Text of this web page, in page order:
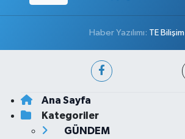
Haber Yazılımı: TE Bilişim
Ana Sayfa
Kategoriler
GÜNDEM